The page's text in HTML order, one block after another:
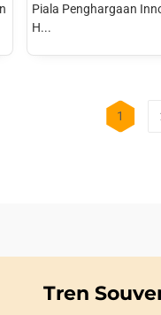
Piala Penghargaan
H...
1
Tren